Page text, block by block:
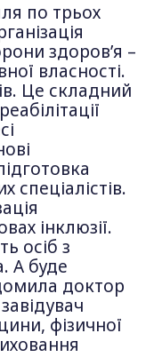
по трьох
здоров’я –
власності.
Це складний
спеціалістів.
інклюзії.
осіб з
А буде
доктор
фізичної